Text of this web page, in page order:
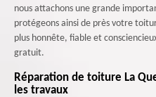
nous attachons une grande
protégeons ainsi de près votre
plus honnête, fiable et
gratuit.
Réparation de toiture La
les travaux